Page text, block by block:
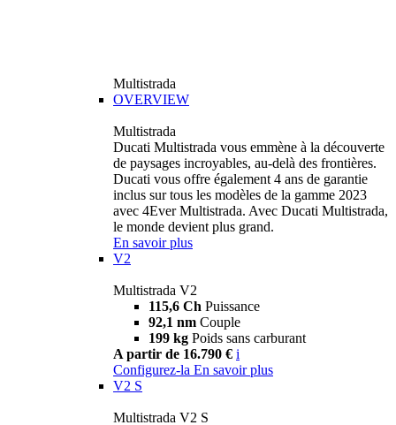
Multistrada
OVERVIEW
Multistrada
Ducati Multistrada vous emmène à la découverte
de paysages incroyables, au-delà des frontières.
Ducati vous offre également 4 ans de garantie
inclus sur tous les modèles de la gamme 2023
avec 4Ever Multistrada. Avec Ducati Multistrada,
le monde devient plus grand.
En savoir plus
V2
Multistrada V2
115,6 Ch Puissance
92,1 nm Couple
199 kg Poids sans carburant
A partir de 16.790 € i
Configurez-la En savoir plus
V2 S
Multistrada V2 S